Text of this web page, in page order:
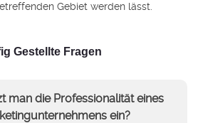
Gebiet werden lässt.
Gestellte Fragen
man die Professionalität eines
ein?